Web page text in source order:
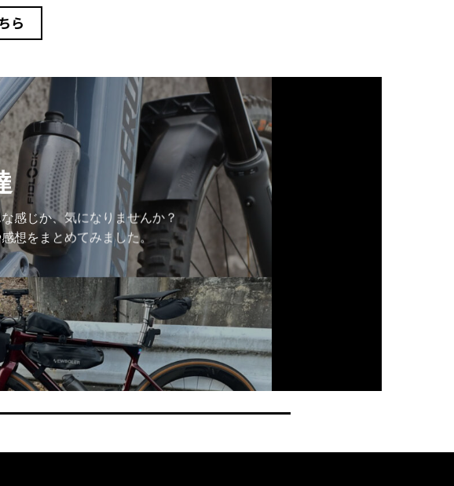
ら
感じか、気になりませんか？
想をまとめてみました。